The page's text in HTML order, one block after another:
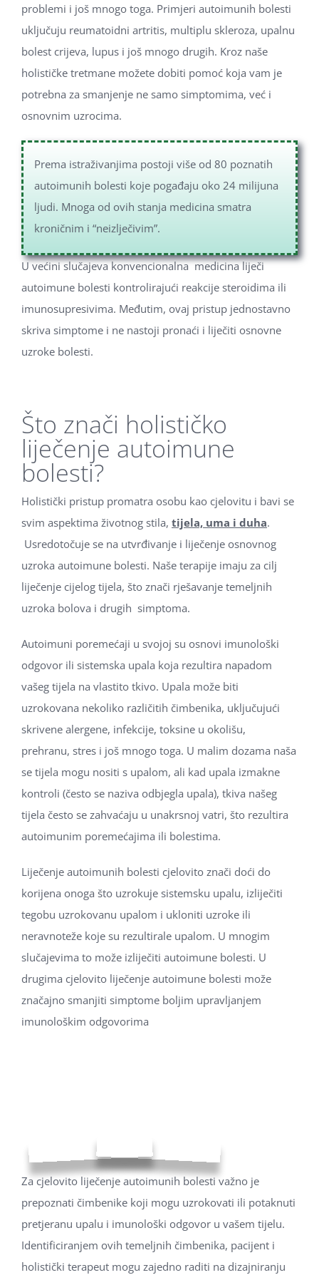
problemi i još mnogo toga. Primjeri autoimunih bolesti
uključuju reumatoidni artritis, multiplu skleroza, upalnu
bolest crijeva, lupus i još mnogo drugih. Kroz naše
holističke tretmane možete dobiti pomoć koja vam je
potrebna za smanjenje ne samo simptomima, već i
osnovnim uzrocima.
Prema istraživanjima postoji više od 80 poznatih
autoimunih bolesti koje pogađaju oko 24 milijuna
ljudi. Mnoga od ovih stanja medicina smatra
kroničnim i “neizlječivim”.
U većini slučajeva konvencionalna medicina liječi
autoimune bolesti kontrolirajući reakcije steroidima ili
imunosupresivima. Međutim, ovaj pristup jednostavno
skriva simptome i ne nastoji pronaći i liječiti osnovne
uzroke bolesti.
Što znači holističko
liječenje autoimune
bolesti?
Holistički pristup promatra osobu kao cjelovitu i bavi se
svim aspektima životnog stila, tijela, uma i duha.
Usredotočuje se na utvrđivanje i liječenje osnovnog
uzroka autoimune bolesti. Naše terapije imaju za cilj
liječenje cijelog tijela, što znači rješavanje temeljnih
uzroka bolova i drugih simptoma.
Autoimuni poremećaji u svojoj su osnovi imunološki
odgovor ili sistemska upala koja rezultira napadom
vašeg tijela na vlastito tkivo. Upala može biti
uzrokovana nekoliko različitih čimbenika, uključujući
skrivene alergene, infekcije, toksine u okolišu,
prehranu, stres i još mnogo toga. U malim dozama naša
se tijela mogu nositi s upalom, ali kad upala izmakne
kontroli (često se naziva odbjegla upala), tkiva našeg
tijela često se zahvaćaju u unakrsnoj vatri, što rezultira
autoimunim poremećajima ili bolestima.
Liječenje autoimunih bolesti cjelovito znači doći do
korijena onoga što uzrokuje sistemsku upalu, izliječiti
tegobu uzrokovanu upalom i ukloniti uzroke ili
neravnoteže koje su rezultirale upalom. U mnogim
slučajevima to može izliječiti autoimune bolesti. U
drugima cjelovito liječenje autoimune bolesti može
značajno smanjiti simptome boljim upravljanjem
imunološkim odgovorima
Za cjelovito liječenje autoimunih bolesti važno je
prepoznati čimbenike koji mogu uzrokovati ili potaknuti
pretjeranu upalu i imunološki odgovor u vašem tijelu.
Identificiranjem ovih temeljnih čimbenika, pacijent i
holistički terapeut mogu zajedno raditi na dizajniranju